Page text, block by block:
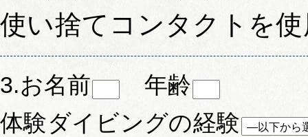
使い捨てコンタクトを
3.お名前
年齢
体験ダイビングの経験